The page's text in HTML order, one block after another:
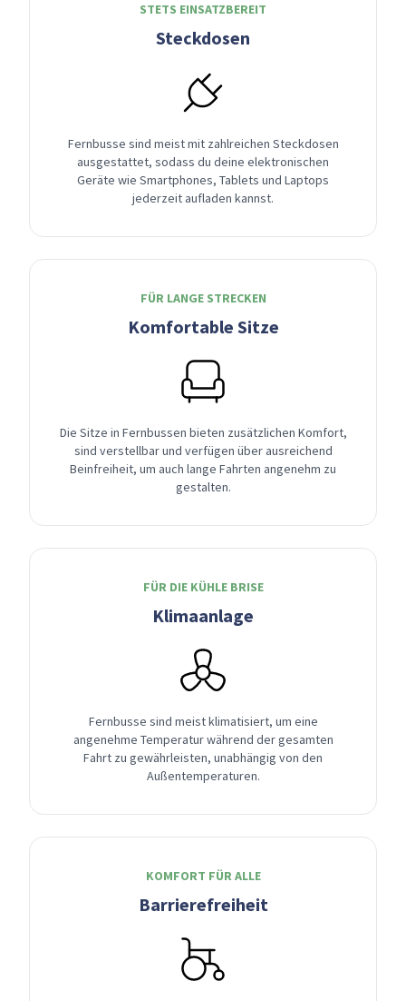
STETS EINSATZBEREIT
Steckdosen
Fernbusse sind meist mit zahlreichen Steckdosen
ausgestattet, sodass du deine elektronischen
Geräte wie Smartphones, Tablets und Laptops
jederzeit aufladen kannst.
FÜR LANGE STRECKEN
Komfortable Sitze
Die Sitze in Fernbussen bieten zusätzlichen Komfort,
sind verstellbar und verfügen über ausreichend
Beinfreiheit, um auch lange Fahrten angenehm zu
gestalten.
FÜR DIE KÜHLE BRISE
Klimaanlage
Fernbusse sind meist klimatisiert, um eine
angenehme Temperatur während der gesamten
Fahrt zu gewährleisten, unabhängig von den
Außentemperaturen.
KOMFORT FÜR ALLE
Barrierefreiheit